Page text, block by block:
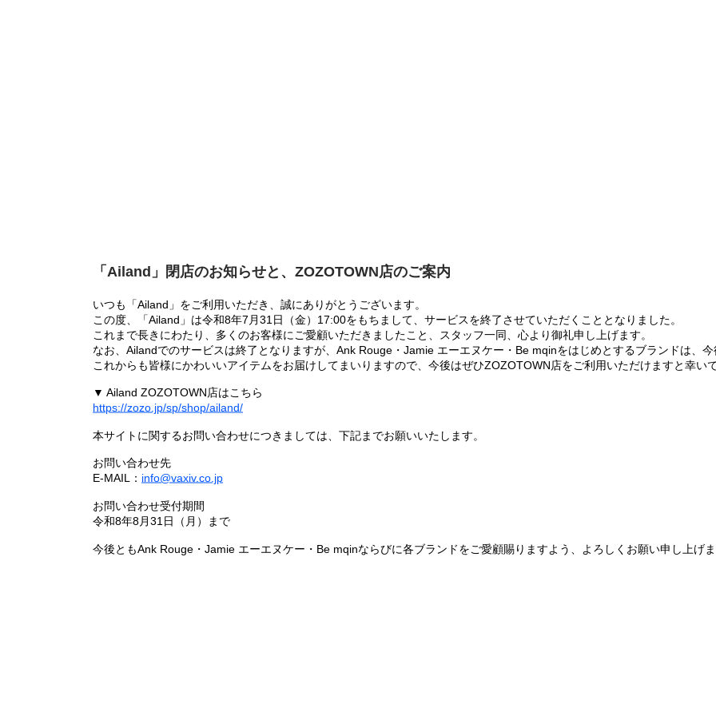
「Ailand」閉店のお知らせと、ZOZOTOWN店のご案内
いつも「Ailand」をご利用いただき、誠にありがとうございます。
この度、「Ailand」は令和8年7月31日（金）17:00をもちまして、サービスを終了させていただくこととなりました。
これまで長きにわたり、多くのお客様にご愛顧いただきましたこと、スタッフ一同、心より御礼申し上げます。
なお、Ailandでのサービスは終了となりますが、Ank Rouge・Jamie エーエヌケー・Be mqinをはじめとするブランドは、
これからも皆様にかわいいアイテムをお届けしてまいりますので、今後はぜひZOZOTOWN店をご利用いただけますと幸いで
▼ Ailand ZOZOTOWN店はこちら
https://zozo.jp/sp/shop/ailand/
本サイトに関するお問い合わせにつきましては、下記までお願いいたします。
お問い合わせ先
E-MAIL： info@vaxiv.co.jp
お問い合わせ受付期間
令和8年8月31日（月）まで
今後ともAnk Rouge・Jamie エーエヌケー・Be mqinならびに各ブランドをご愛顧賜りますよう、よろしくお願い申し上げま